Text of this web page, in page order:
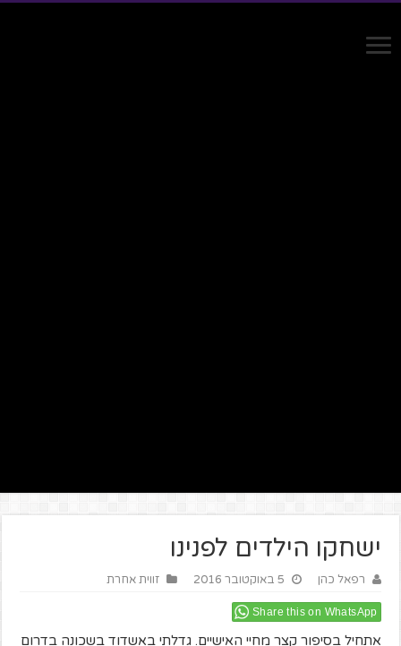
ישחקו הילדים לפנינו
רפאל כהן 5 באוקטובר 2016 זווית אחרת
Share this on WhatsApp
אתחיל בסיפור קצר מחיי האישיים. גדלתי באשדוד בשכונה בדרום